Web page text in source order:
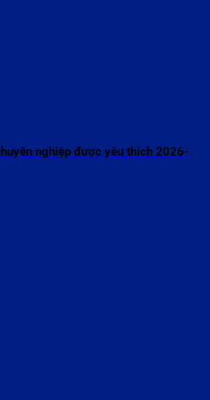
nghiệp được yêu thích 2026-